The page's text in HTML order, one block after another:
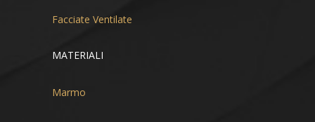
Facciate Ventilate
MATERIALI
Marmo